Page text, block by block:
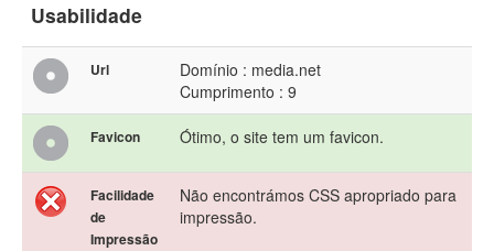
Usabilidade
Url
Domínio : media.net
Cumprimento : 9
Favicon Ótimo, o site tem um favicon.
Facilidade
de
Impressão
Não encontrámos CSS apropriado para
impressão.